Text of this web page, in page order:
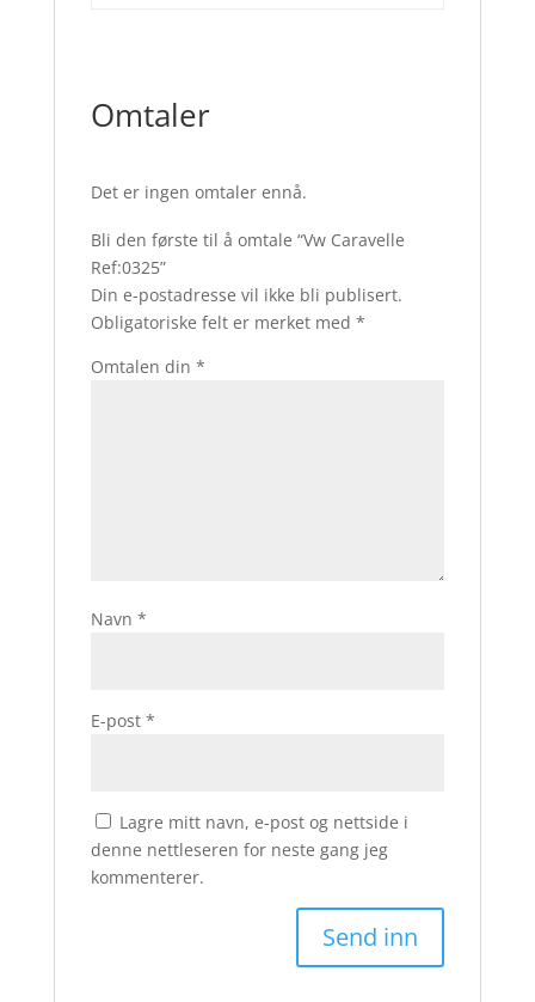
Omtaler
Det er ingen omtaler ennå.
Bli den første til å omtale “Vw Caravelle
Ref:0325”
Din e-postadresse vil ikke bli publisert.
Obligatoriske felt er merket med *
Omtalen din *
Navn *
E-post *
Lagre mitt navn, e-post og nettside i
denne nettleseren for neste gang jeg
kommenterer.